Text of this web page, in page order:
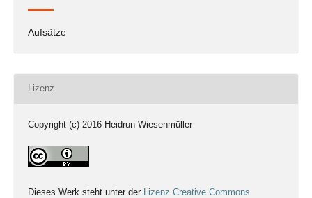
Aufsätze
Lizenz
Copyright (c) 2016 Heidrun Wiesenmüller
Dieses Werk steht unter der Lizenz Creative Commons